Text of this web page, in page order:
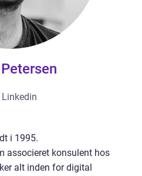
i 1995.
associeret konsulent hos
alt inden for digital